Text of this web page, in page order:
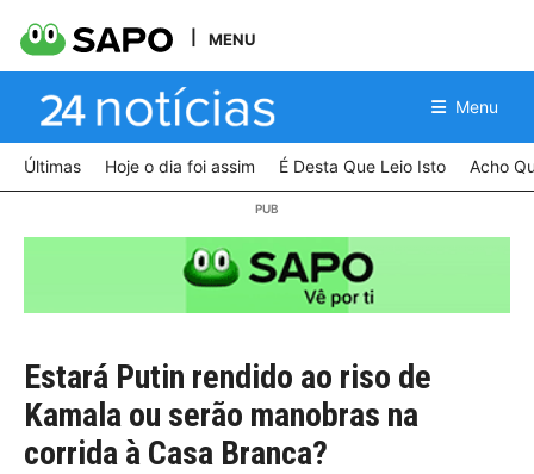
MENU
Menu
Últimas Hoje o dia foi assim É Desta Que Leio Isto Acho
Estará Putin rendido ao riso de
Kamala ou serão manobras na
corrida à Casa Branca?